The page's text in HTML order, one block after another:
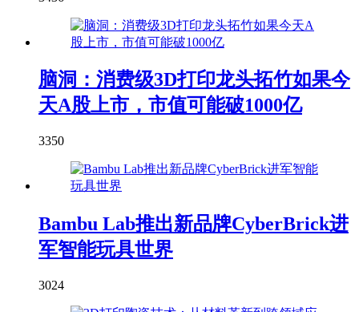
脑洞：消费级3D打印龙头拓竹如果今
天A股上市，市值可能破1000亿
3350
Bambu Lab推出新品牌CyberBrick进
军智能玩具世界
3024